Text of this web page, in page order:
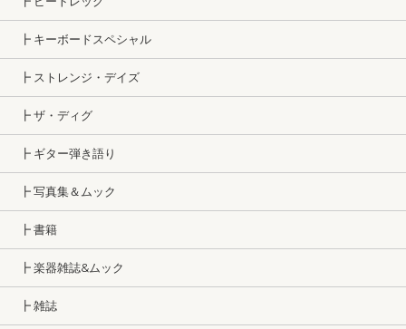
┣ キーボードスペシャル
┣ ストレンジ・デイズ
┣ ザ・ディグ
┣ ギター弾き語り
┣ 写真集＆ムック
┣ 書籍
┣ 楽器雑誌&ムック
┣ 雑誌